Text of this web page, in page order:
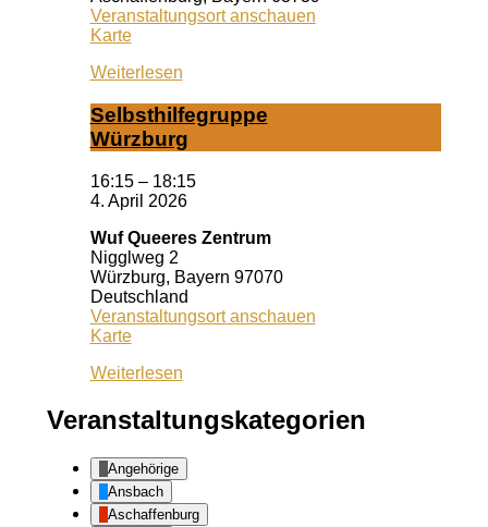
Veranstaltungsort anschauen
KarteBildungsbüro
Weiterlesen
Selbst­hil­fe­grup­pe
Würz­burg
16:15 – 18:15
4. April 2026
Wuf Queeres Zentrum
Nigglweg 2
Würzburg, Bayern 97070
Deutschland
Veranstaltungsort anschauen
KarteWuf
Zentrum
Weiterlesen
Veranstaltungskategorien
Angehörige
Ansbach
Aschaffenburg